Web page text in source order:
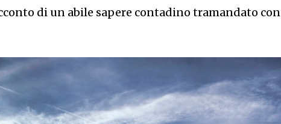
di un abile sapere contadino tramandato con